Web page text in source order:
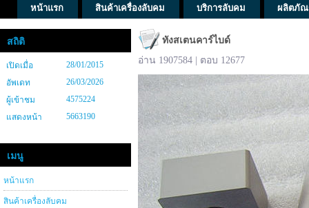
หน้าแรก สินค้าเครื่องลับคม บริการลับคม ผลิตภัณ
สถิติ
เปิดเมื่อ
28/01/2015
อัพเดท
26/03/2026
ผู้เข้าชม
4575224
แสดงหน้า
5663190
เมนู
หน้าแรก
สินค้าเครื่องลับคม
ทังสเตนคาร์ไบด์
อ่าน 1907584 | ตอบ 12677